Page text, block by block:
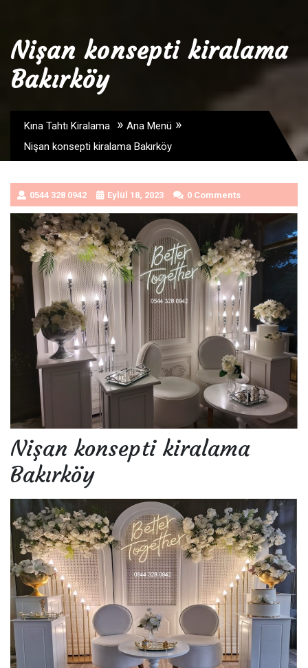
Nişan konsepti kiralama
Bakırköy
Kına Tahtı Kiralama » Ana Menü »
Nişan konsepti kiralama Bakırköy
0544 328 0942 Eylül 18, 2023 0 Comments
Nişan konsepti kiralama
Bakırköy